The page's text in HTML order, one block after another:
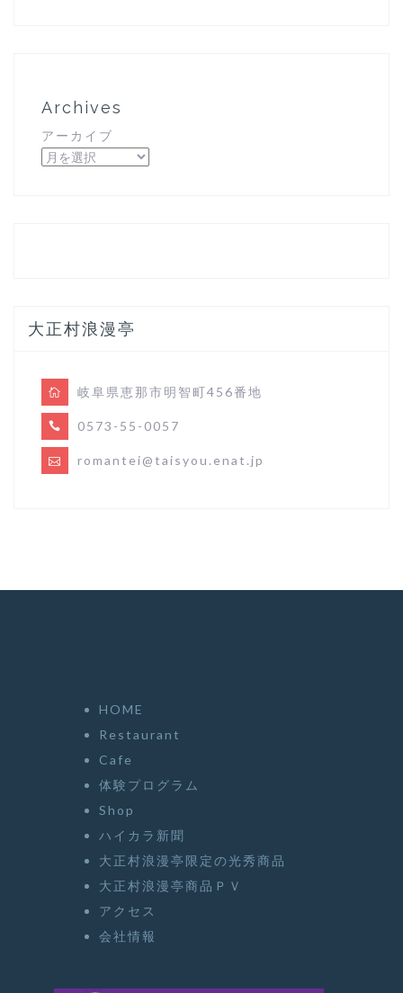
Archives
アーカイブ
大正村浪漫亭
岐阜県恵那市明智町456番地
0573-55-0057
romantei@taisyou.enat.jp
HOME
Restaurant
Cafe
体験プログラム
Shop
ハイカラ新聞
大正村浪漫亭限定の光秀商品
大正村浪漫亭商品ＰＶ
アクセス
会社情報